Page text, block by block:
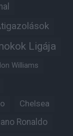
Ligája
Williams
Chelsea
Ronaldo